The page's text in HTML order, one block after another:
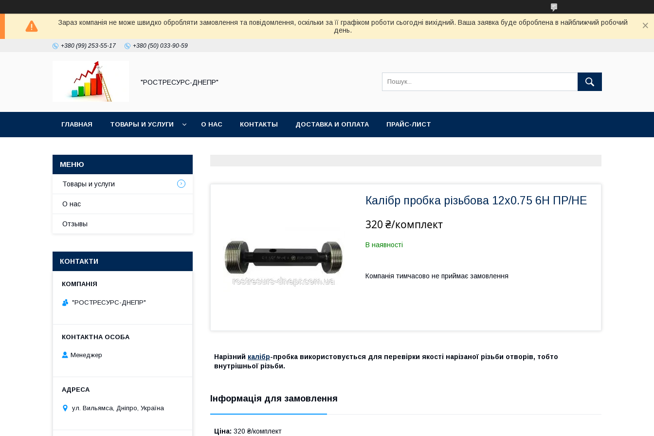
Зараз компанія не може швидко обробляти замовлення та повідомлення, оскільки за її графіком роботи сьогодні вихідний. Ваша заявка буде оброблена в найближчий робочий
день.
+380 (99) 253-55-17 +380 (50) 033-90-59
"РОСТРЕСУРС-ДНЕПР"
ГЛАВНАЯ ТОВАРЫ И УСЛУГИ О НАС КОНТАКТЫ ДОСТАВКА И ОПЛАТА ПРАЙС-ЛИСТ
Калібр пробка різьбова 12х0.75 6Н ПР/НЕ
320 ₴/комплект
В наявності
Компанія тимчасово не приймає замовлення
Нарізний калібр-пробка використовується для перевірки якості нарізаної різьби отворів, тобто
внутрішньої різьби.
Інформація для замовлення
Ціна: 320 ₴/комплект
Товары и услуги
О нас
Отзывы
КОНТАКТИ
"РОСТРЕСУРС-ДНЕПР"
Менеджер
ул. Вильямса, Дніпро, Україна